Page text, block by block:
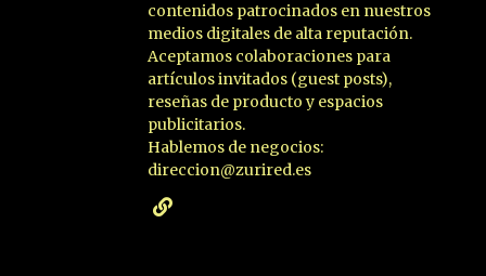
contenidos patrocinados en nuestros
medios digitales de alta reputación.
Aceptamos colaboraciones para
artículos invitados (guest posts),
reseñas de producto y espacios
publicitarios.
Hablemos de negocios:
direccion@zurired.es